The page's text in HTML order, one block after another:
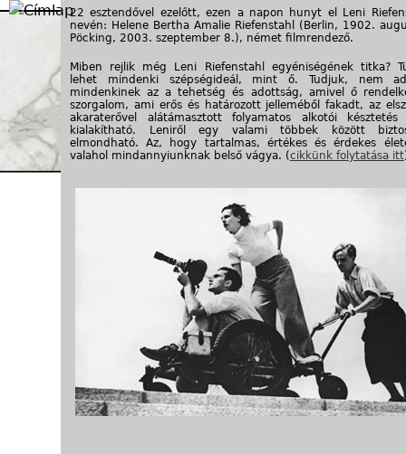
Jump to navigation
22 esztendővel ezelőtt, ezen a napon hunyt el Leni
nevén: Helene Bertha Amalie Riefenstahl (Berlin, 1902.
Pöcking, 2003. szeptember 8.), német filmrendező.
Miben rejlik még Leni Riefenstahl egyéniségének titka?
lehet mindenki szépségideál, mint ő. Tudjuk, nem
mindenkinek az a tehetség és adottság, amivel ő
szorgalom, ami erős és határozott jelleméből fakadt, az
akaraterővel alátámasztott folyamatos alkotói késztetés
kialakítható. Leniről egy valami többek között
elmondható. Az, hogy tartalmas, értékes és érdekes
valahol mindannyiunknak belső vágya. (cikkünk folytatása itt